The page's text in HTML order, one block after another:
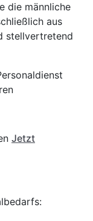
die männliche
aus
stellvertretend
Jetzt